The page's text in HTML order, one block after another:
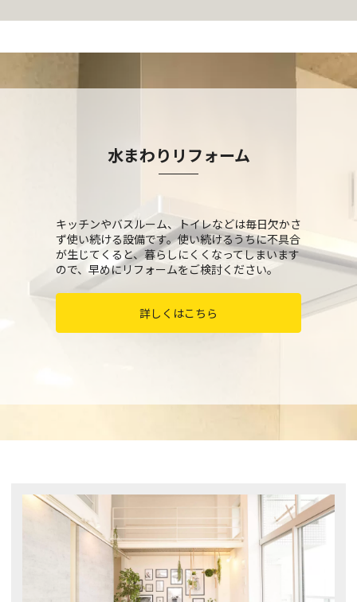
水まわりリフォーム
キッチンやバスルーム、トイレなどは毎日欠かさ
ず使い続ける設備です。使い続けるうちに不具合
が生じてくると、暮らしにくくなってしまいます
ので、早めにリフォームをご検討ください。
詳しくはこちら